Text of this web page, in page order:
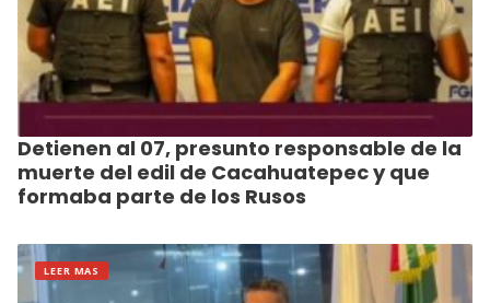
Detienen al 07, presunto responsable de la
muerte del edil de Cacahuatepec y que
formaba parte de los Rusos
LEER MAS